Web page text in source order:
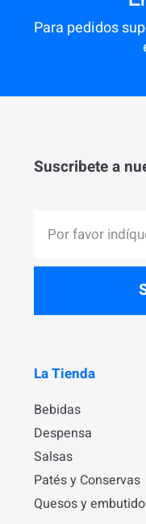
Para pedidos
Suscribete a
La Tienda
Bebidas
Despensa
Salsas
Patés y Conservas
Quesos y